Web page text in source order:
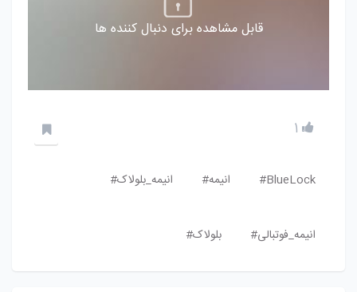
قابل مشاهده برای دنبال کننده ها
1
BlueLock# انیمه# انیمه_بلولاک#
انیمه_فوتبالی# بلولاک#